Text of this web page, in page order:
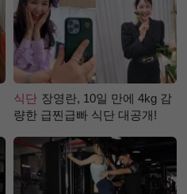
식단 장영란, 10일 만에 4kg 감
량한 급찐급빠 식단 대공개!